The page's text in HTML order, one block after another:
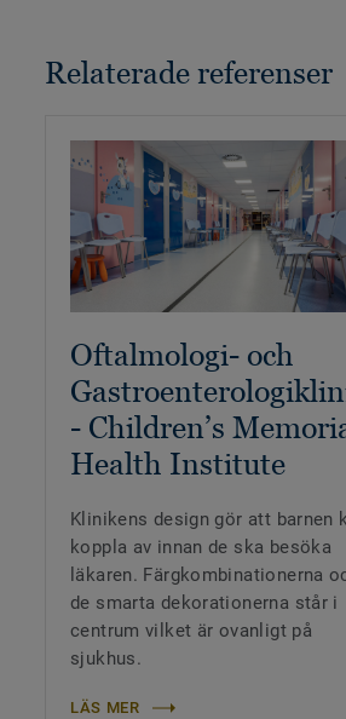
Relaterade referenser
Oftalmologi- och
- Children’s
Health Institute
Klinikens design gör att barnen
koppla av innan de ska besöka
läkaren. Färgkombinationerna
de smarta dekorationerna står i
centrum vilket är ovanligt på
sjukhus.
LÄS MER